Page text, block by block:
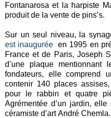
Fontanarosa et la harpiste
produit de la vente de pins’s.
Sur un seul niveau, la
est inaugurée en 1995 en
France et de Paris, Joseph
d’une plaque mentionnant
fondateurs, elle comprend
contenir 140 places
pour le rabbin et quatre
Agrémentée d’un jardin,
céramiste d’art André